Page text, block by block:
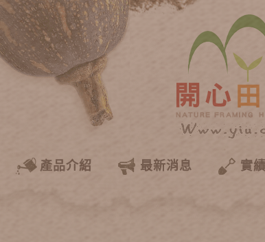
產品介紹 最新消息 實